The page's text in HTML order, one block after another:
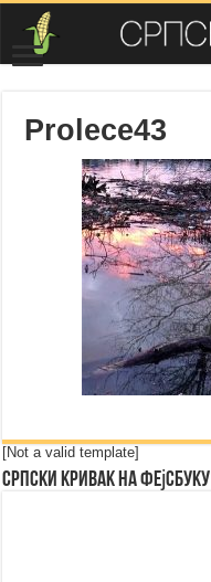
Prolece43
[Not a valid template]
Српски Кривак на Фејсбуку